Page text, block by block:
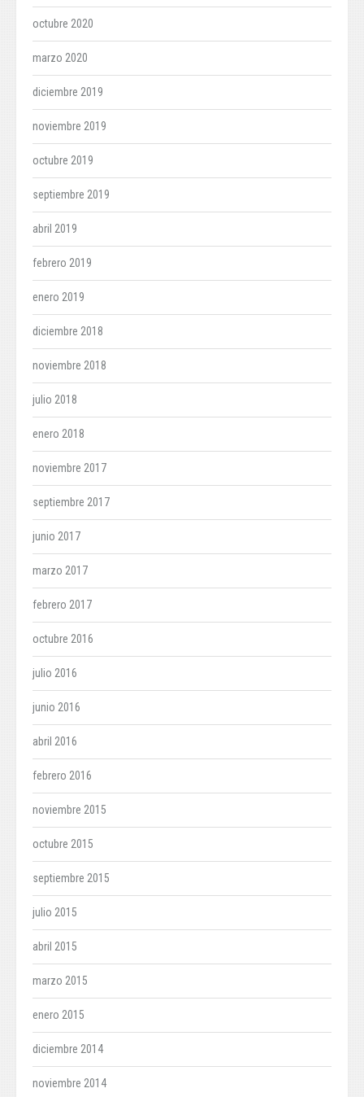
octubre 2020
marzo 2020
diciembre 2019
noviembre 2019
octubre 2019
septiembre 2019
abril 2019
febrero 2019
enero 2019
diciembre 2018
noviembre 2018
julio 2018
enero 2018
noviembre 2017
septiembre 2017
junio 2017
marzo 2017
febrero 2017
octubre 2016
julio 2016
junio 2016
abril 2016
febrero 2016
noviembre 2015
octubre 2015
septiembre 2015
julio 2015
abril 2015
marzo 2015
enero 2015
diciembre 2014
noviembre 2014